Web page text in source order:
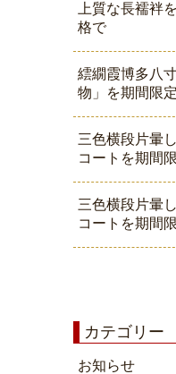
上質な長襦袢
格で
繧繝霞博多八
物」を期間限
三色横段片暈
コートを期間
三色横段片暈
コートを期間
カテゴリー
お知らせ